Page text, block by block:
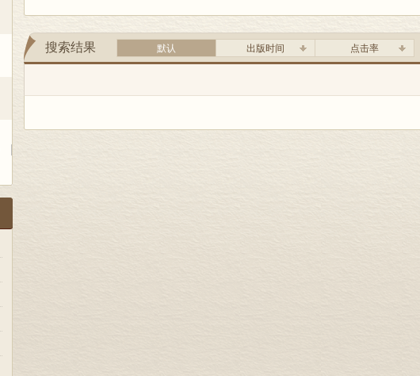
搜索结果 默认 出版时间 点击率